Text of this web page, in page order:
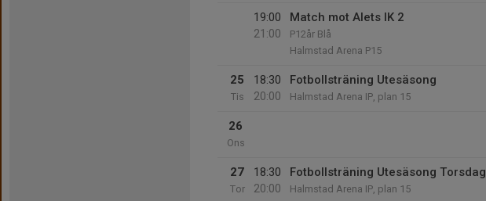
19:00
21:00
Match mot Alets IK 2
P12år Blå
Halmstad Arena P15
25
Tis
18:30
20:00
Fotbollsträning Utesäsong
Halmstad Arena IP, plan 15
26
Ons
27
Tor
18:30
20:00
Fotbollsträning Utesäsong Torsdag
Halmstad Arena IP, plan 15